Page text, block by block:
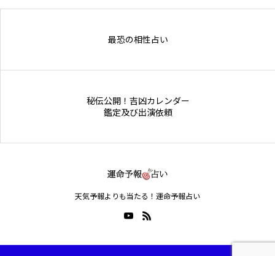
最恐の相性占い
秘伝公開！吉凶カレンダー
鑑定及び出演依頼
天気予報よりも当たる！運命予報占い